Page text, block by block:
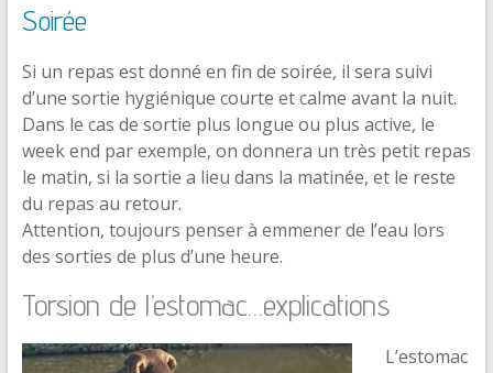
Soirée
Si un repas est donné en fin de soirée, il sera suivi
d’une sortie hygiénique courte et calme avant la nuit.
Dans le cas de sortie plus longue ou plus active, le
week end par exemple, on donnera un très petit repas
le matin, si la sortie a lieu dans la matinée, et le reste
du repas au retour.
Attention, toujours penser à emmener de l’eau lors
des sorties de plus d’une heure.
Torsion de l’estomac…explications
L’estomac